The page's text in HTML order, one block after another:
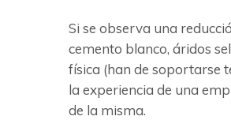
Si se observa una
cemento blanco, áridos
física (han de soportarse
la experiencia de una
de la misma.